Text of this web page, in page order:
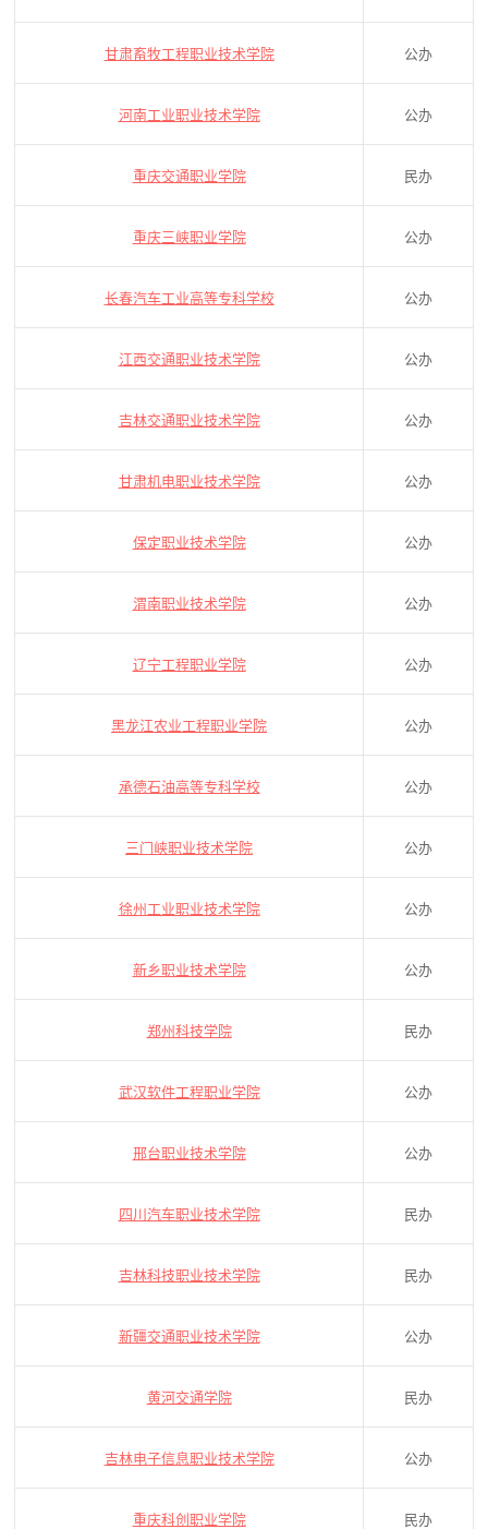
甘肃畜牧工程职业技术学院 公办
河南工业职业技术学院 公办
重庆交通职业学院 民办
重庆三峡职业学院 公办
长春汽车工业高等专科学校 公办
江西交通职业技术学院 公办
吉林交通职业技术学院 公办
甘肃机电职业技术学院 公办
保定职业技术学院 公办
渭南职业技术学院 公办
辽宁工程职业学院 公办
黑龙江农业工程职业学院 公办
承德石油高等专科学校 公办
三门峡职业技术学院 公办
徐州工业职业技术学院 公办
新乡职业技术学院 公办
郑州科技学院 民办
武汉软件工程职业学院 公办
邢台职业技术学院 公办
四川汽车职业技术学院 民办
吉林科技职业技术学院 民办
新疆交通职业技术学院 公办
黄河交通学院 民办
吉林电子信息职业技术学院 公办
重庆科创职业学院 民办